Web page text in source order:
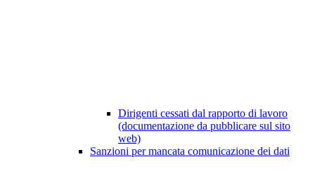
Dirigenti cessati dal rapporto di lavoro
(documentazione da pubblicare sul sito
web)
Sanzioni per mancata comunicazione dei dati